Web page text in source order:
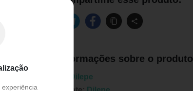
Informações sobre o produto
Dilepe